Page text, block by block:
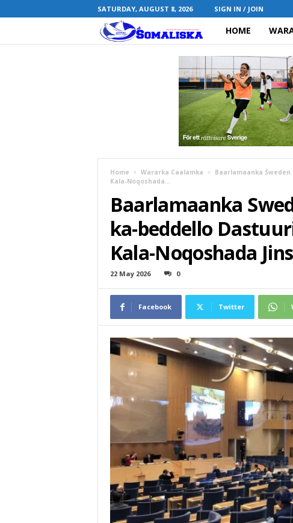
SATURDAY, AUGUST 8, 2026 SIGN IN / JOIN
o
m
a
l
HOME
Home Wararka Caalamka
Baarlamaanka
Kala-Noqoshada...
Baarlamaanka
ka-beddello
Kala-Noqoshada
22 May 2026 0
Facebook Twitter